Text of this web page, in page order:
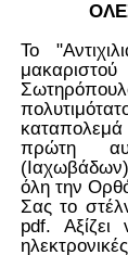
Το
πρώτη
όλη την
Σας το
pdf. Αξίζει